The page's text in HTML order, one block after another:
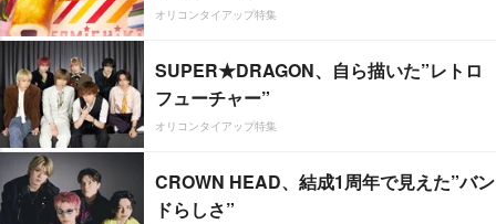
オリコンタイアップ特集
SUPER★DRAGON、自ら描いた”レトロ
フューチャー”
オリコンタイアップ特集
CROWN HEAD、結成1周年で見えた”バン
ドらしさ”